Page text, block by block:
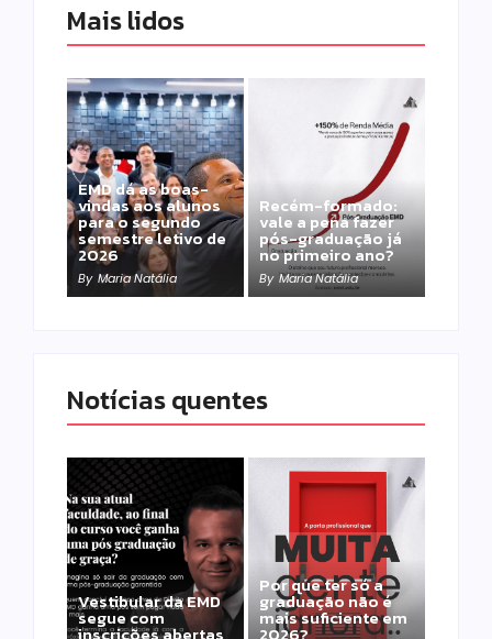
Mais lidos
EMD dá as boas-
vindas aos alunos
para o segundo
semestre letivo de
2026
By Maria Natália
Recém-formado:
vale a pena fazer
pós-graduação já
no primeiro ano?
By Maria Natália
Notícias quentes
Vestibular da EMD
segue com
inscrições abertas
Por que ter só a
graduação não é
mais suficiente em
2026?